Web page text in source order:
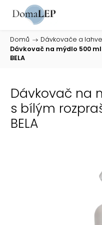
Domů / Dávkovače a lahve
Dávkovač na mýdlo 500
BELA
Dávkovač na
s bílým
BELA